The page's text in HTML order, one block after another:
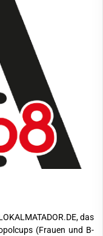
das
(Frauen und B-